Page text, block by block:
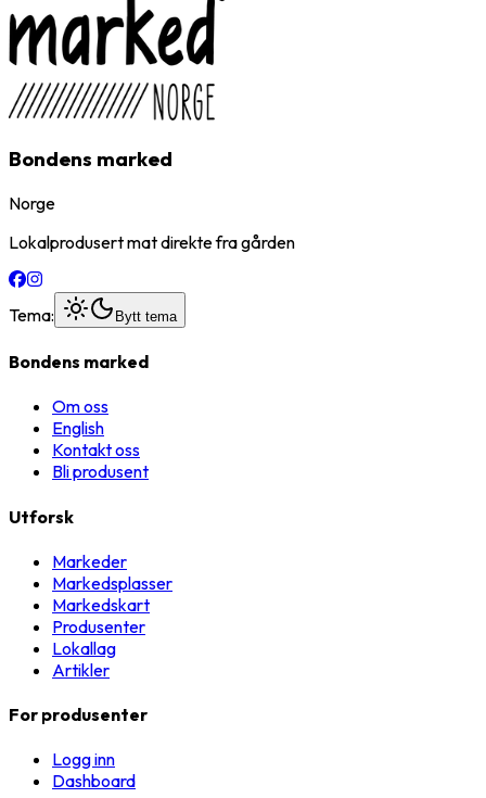
Bondens marked
Norge
Lokalprodusert mat direkte fra gården
Tema: Bytt tema
Bondens marked
Om oss
English
Kontakt oss
Bli produsent
Utforsk
Markeder
Markedsplasser
Markedskart
Produsenter
Lokallag
Artikler
For produsenter
Logg inn
Dashboard